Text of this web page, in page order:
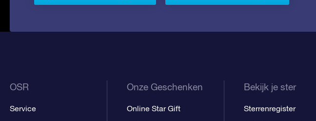
OSR
Service
Onze Geschenken
Online Star Gift
Bekijk je ster
Sterrenregister